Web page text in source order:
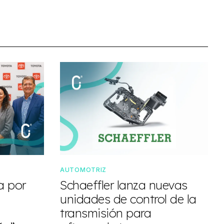
por
AUTOMOTRIZ
Schaeffler lanza nuevas
unidades de control de la
transmisión para